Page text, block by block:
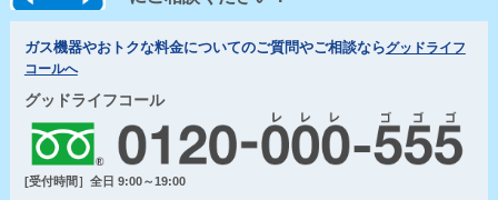
ガス機器やおトクな料金についてのご質問やご相談ならグッドライフ
コールへ
グッドライフコール
[受付時間］全日 9:00～19:00